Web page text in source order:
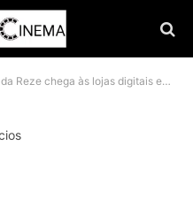
às lojas digitais em 9 de dezembro